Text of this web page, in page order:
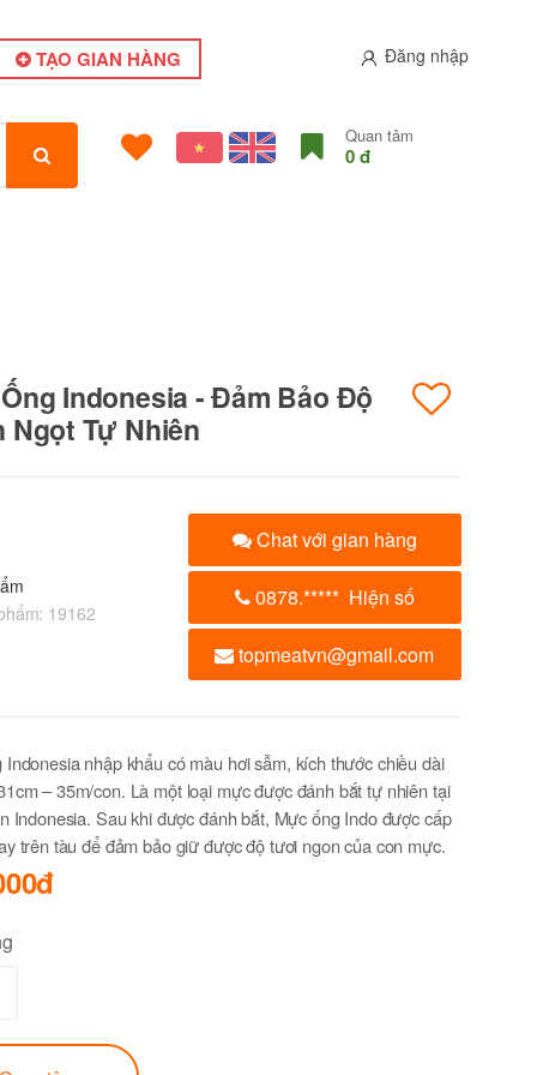
TẠO GIAN HÀNG Đăng nhập
Quan tâm
0 đ
Indonesia - Đảm Bảo Độ
Ngọt Tự Nhiên
19162
Chat với gian hàng
0878.***** Hiện số
topmeatvn@gmail.com
Indonesia nhập khẩu có màu hơi sẫm, kích thước chiều dài
– 35m/con. Là một loại mực được đánh bắt tự nhiên tại
Indonesia. Sau khi được đánh bắt, Mực ống Indo được cấp
trên tàu để đảm bảo giữ được độ tươi ngon của con mực.